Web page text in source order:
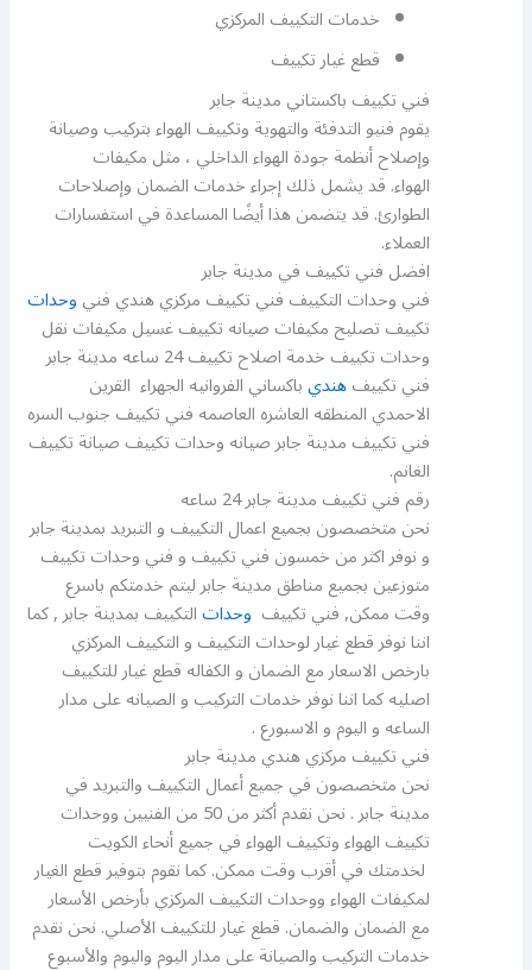
خدمات التكييف المركزي
قطع غيار تكييف
فني تكييف باكستاني مدينة جابر
يقوم فنيو التدفئة والتهوية وتكييف الهواء بتركيب وصيانة
وإصلاح أنظمة جودة الهواء الداخلي ، مثل مكيفات
الهواء. قد يشمل ذلك إجراء خدمات الضمان وإصلاحات
الطوارئ. قد يتضمن هذا أيضًا المساعدة في استفسارات
العملاء.
افضل فني تكييف في مدينة جابر
فني وحدات التكييف فني تكييف مركزي هندي فنيوحدات
تكييف تصليح مكيفات صيانه تكييف غسيل مكيفات نقل
وحدات تكييف خدمة اصلاح تكييف 24 ساعه مدينة جابر
فني تكييفهنديباكساني الفروانيه الجهراء القرين
الاحمدي المنطقه العاشره العاصمه فني تكييف جنوب السره
فني تكييف مدينة جابر صيانه وحدات تكييف صيانة تكييف
الغانم.
رقم فني تكييف مدينة جابر 24 ساعه
نحن متخصصون بجميع اعمال التكييف و التبريد بمدينة جابر
و نوفر اكثر من خمسون فني تكييف و فني وحدات تكييف
متوزعين بجميع مناطق مدينة جابر ليتم خدمتكم باسرع
وقت ممكن, فني تكييف وحداتالتكييف بمدينة جابر , كما
اننا نوفر قطع غيار لوحدات التكييف و التكييف المركزي
بارخص الاسعار مع الضمان و الكفاله قطع غيار للتكييف
اصليه كما اننا نوفر خدمات التركيب و الصيانه على مدار
الساعه و اليوم و الاسبورع .
فني تكييف مركزي هندي مدينة جابر
نحن متخصصون في جميع أعمال التكييف والتبريد في
مدينة جابر . نحن نقدم أكثر من 50 من الفنيين ووحدات
تكييف الهواء وتكييف الهواء في جميع أنحاء الكويت
لخدمتك في أقرب وقت ممكن. كما نقوم بتوفير قطع الغيار
لمكيفات الهواء ووحدات التكييف المركزي بأرخص الأسعار
مع الضمان والضمان. قطع غيار للتكييف الأصلي. نحن نقدم
خدمات التركيب والصيانة على مدار اليوم واليوم والأسبوع